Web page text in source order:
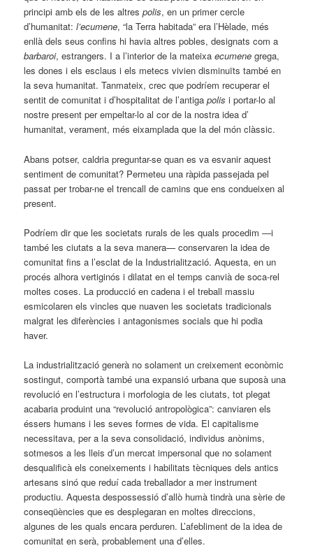
principi amb els de les altrespolis, en un primer cercle
d’humanitat:l’ecumene, “la Terra habitada” era l’Hèlade, més
enllà dels seus confins hi havia altres pobles, designats com a
barbaroi, estrangers. I a l’interior de la mateixaecumene grega,
les dones i els esclaus i els metecs vivien disminuïts també en
la seva humanitat. Tanmateix, crec que podríem recuperar el
sentit de comunitat i d’hospitalitat de l’antigapolis i portar-lo al
nostre present per empeltar-lo al cor de la nostra idea d’
humanitat, verament, més eixamplada que la del món clàssic.
Abans potser, caldria preguntar-se quan es va esvanir aquest
sentiment de comunitat? Permeteu una ràpida passejada pel
passat per trobar-ne el trencall de camins que ens condueixen al
present.
Podríem dir que les societats rurals de les quals procedim —i
també les ciutats a la seva manera— conservaren la idea de
comunitat fins a l’esclat de la Industrialització. Aquesta, en un
procés alhora vertiginós i dilatat en el temps canvià de soca-rel
moltes coses. La producció en cadena i el treball massiu
esmicolaren els vincles que nuaven les societats tradicionals
malgrat les diferències i antagonismes socials que hi podia
haver.
La industrialització generà no solament un creixement econòmic
sostingut, comportà també una expansió urbana que suposà una
revolució en l’estructura i morfologia de les ciutats, tot plegat
acabaria produint una “revolució antropològica”: canviaren els
éssers humans i les seves formes de vida. El capitalisme
necessitava, per a la seva consolidació, individus anònims,
sotmesos a les lleis d’un mercat impersonal que no solament
desqualificà els coneixements i habilitats tècniques dels antics
artesans sinó que reduí cada treballador a mer instrument
productiu. Aquesta despossessió d’allò humà tindrà una sèrie de
conseqüències que es desplegaran en moltes direccions,
algunes de les quals encara perduren. L’afebliment de la idea de
comunitat en serà, probablement una d’elles.